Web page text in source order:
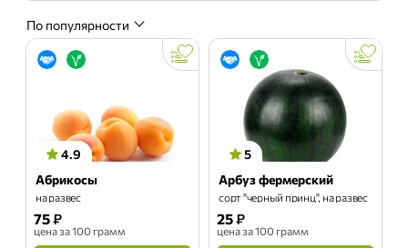
По популярности
4.9
Абрикосы
на развес
75₽
ценаза 100 грамм
5
Арбуз фермерский
сорт "черный принц", на развес
25₽
ценаза 100 грамм